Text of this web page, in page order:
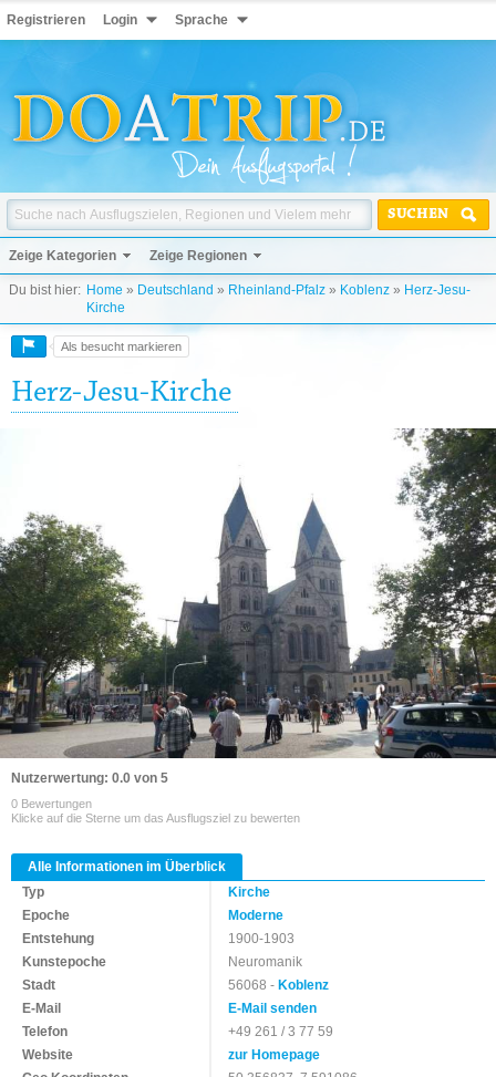
Registrieren Login Sprache
SUCHEN
Zeige Kategorien Zeige Regionen
Du bist hier: Home » Deutschland » Rheinland-Pfalz » Koblenz » Herz-Jesu-
Kirche
Als besucht markieren
Herz-Jesu-Kirche
Nutzerwertung: 0.0 von 5
0 Bewertungen
Klicke auf die Sterne um das Ausflugsziel zu bewerten
Alle Informationen im Überblick
Typ
Kirche
Epoche
Moderne
Entstehung
1900-1903
Kunstepoche
Neuromanik
Stadt
56068 -Koblenz
E-Mail
E-Mail senden
Telefon
+49 261 / 3 77 59
Website
zur Homepage